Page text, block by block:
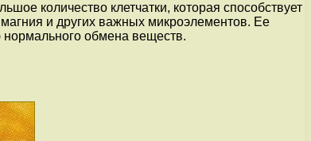
количество клетчатки, которая способствует
и других важных микроэлементов. Ее
нормального обмена веществ.